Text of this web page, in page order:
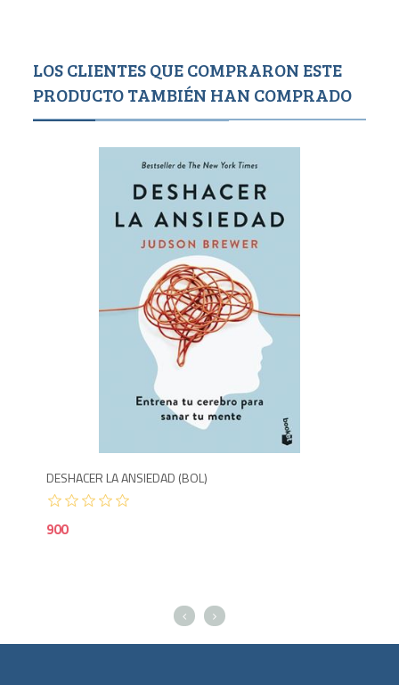
LOS CLIENTES QUE COMPRARON ESTE
PRODUCTO TAMBIÉN HAN COMPRADO
DESHACER LA ANSIEDAD (BOL)
900